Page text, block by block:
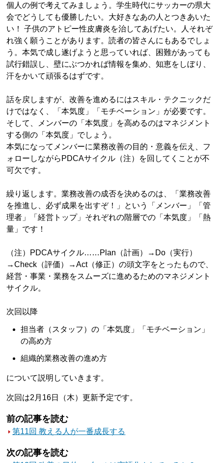
個人の例で考えてみましょう。学生時代にサッカーの県大
会でどうしても優勝したい。大好きなあの人とつきあいた
い！ 子供のアトピー性皮膚炎を治してあげたい。人それぞ
れ強く願うことがあります。読者の皆さんにもあるでしょ
う。本気で成し遂げようと思っていれば、困難があっても
試行錯誤し、壁にぶつかれば情報を集め、知恵をしぼり、
汗をかいて頑張るはずです。
話を戻しますが、改善を進めるにはスキル・テクニックだ
けではなく、「本気度」「モチベーション」が必要です。
そして、メンバーの「本気度」を高めるのはマネジメント
する側の「本気度」でしょう。
本気になってメンバーに業務改善の目的・意義を伝え、フ
ォローしながらPDCAサイクル（注）を回してくことが不
可欠です。
繰り返します。業務改善の成否を決めるのは、「業務改善
を推進し、必ず成果を出すぞ！」という「メンバー」「管
理者」「経営トップ」それぞれの階層での「本気度」「熱
量」です！
（注）PDCAサイクル……Plan（計画）→Do（実行）
→Check（評価）→Act（修正）の頭文字をとったもので、
経営・事業・業務をスムーズに進めるためのマネジメント
サイクル。
次回以降
担当者（スタッフ）の「本気度」「モチベーション」
の高め方
組織的業務改善の進め方
について説明していきます。
次回は2月16日（木）更新予定です。
前の記事を読む
第11回 教える人が一番成長する
次の記事を読む